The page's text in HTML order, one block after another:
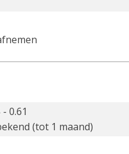
0.61
(tot 1 maand)